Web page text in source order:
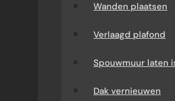
Wanden plaatsen
Verlaagd plafond
Spouwmuur laten
Dak vernieuwen